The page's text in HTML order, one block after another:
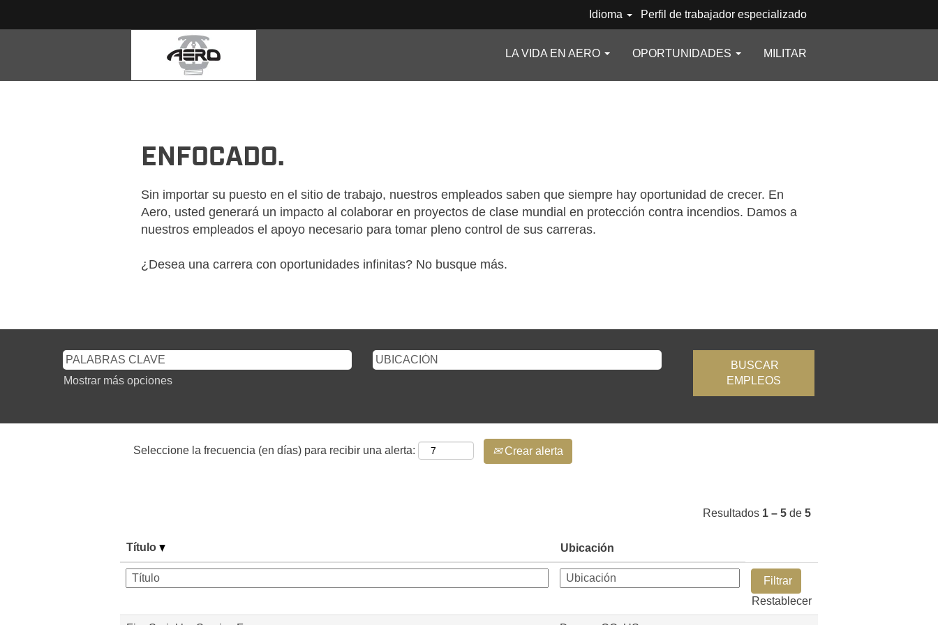
Idioma Perfil de trabajador especializado
LA VIDA EN AERO OPORTUNIDADES MILITAR
ENFOCADO.
Sin importar su puesto en el sitio de trabajo, nuestros empleados saben que siempre hay oportunidad de crecer. En
Aero, usted generará un impacto al colaborar en proyectos de clase mundial en protección contra incendios. Damos a
nuestros empleados el apoyo necesario para tomar pleno control de sus carreras.
¿Desea una carrera con oportunidades infinitas? No busque más.
Mostrar más opciones
Seleccione la frecuencia (en días) para recibir una alerta: Crear alerta
Resultados 1 – 5 de 5
Título Ubicación
Restablecer